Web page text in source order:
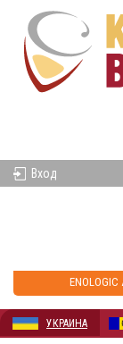
Вход
ENOLOGIC
УКРАИНА